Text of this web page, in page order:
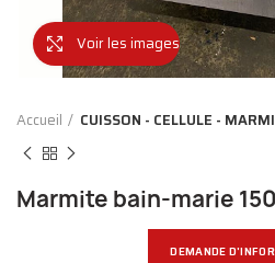
Voir les images
Accueil CUISSON - CELLULE -
Marmite bain-marie
DEMANDE